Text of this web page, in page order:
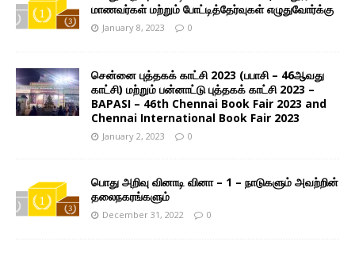
மாணவர்கள் மற்றும் போட்டித்தேர்வுகள் எழுதுவோர்க்கு
January 8, 2023 0
சென்னை புத்தகக் காட்சி 2023 (பபாசி – 46ஆவது
காட்சி) மற்றும் பன்னாட்டு புத்தகக் காட்சி 2023 –
BAPASI – 46th Chennai Book Fair 2023 and
Chennai International Book Fair 2023
January 2, 2023 0
பொது அறிவு வினாடி வினா – 1 – நாடுகளும் அவற்றின்
தலைநகரங்களும்
December 31, 2022 0